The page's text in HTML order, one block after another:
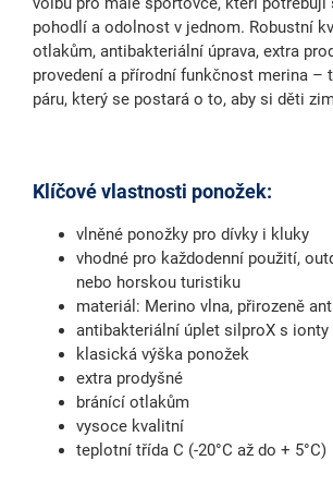
pohodlí a odolnost v jednom. Robustní
otlakům, antibakteriální úprava, extra
provedení a přírodní funkčnost merina –
páru, který se postará o to, aby si děti
Klíčové vlastnosti ponožek:
vlněné ponožky pro dívky i kluky
vhodné pro každodenní použití,
nebo horskou turistiku
materiál: Merino vlna, přirozeně
antibakteriální úplet silproX s ionty
klasická výška ponožek
extra prodyšné
bránící otlakům
vysoce kvalitní
teplotní třída C (-20°C až do + 5°C)